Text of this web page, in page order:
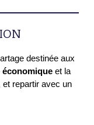
destinée aux
économique et la
et repartir avec un